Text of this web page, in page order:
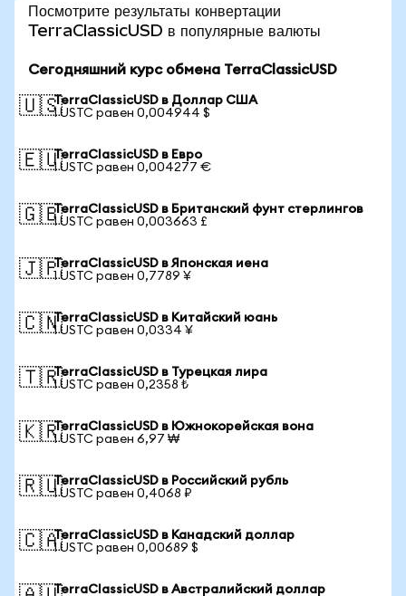
Посмотрите результаты конвертации
TerraClassicUSD в популярные валюты
Сегодняшний курс обмена TerraClassicUSD
🇺🇸TerraClassicUSD в Доллар США
1 USTC равен 0,004944 $
🇪🇺TerraClassicUSD в Евро
1 USTC равен 0,004277 €
🇬🇧TerraClassicUSD в Британский фунт стерлингов
1 USTC равен 0,003663 £
🇯🇵TerraClassicUSD в Японская иена
1 USTC равен 0,7789 ¥
🇨🇳TerraClassicUSD в Китайский юань
1 USTC равен 0,0334 ¥
🇹🇷TerraClassicUSD в Турецкая лира
1 USTC равен 0,2358 ₺
🇰🇷TerraClassicUSD в Южнокорейская вона
1 USTC равен 6,97 ₩
🇷🇺TerraClassicUSD в Российский рубль
1 USTC равен 0,4068 ₽
🇨🇦TerraClassicUSD в Канадский доллар
1 USTC равен 0,00689 $
TerraClassicUSD в Австралийский доллар